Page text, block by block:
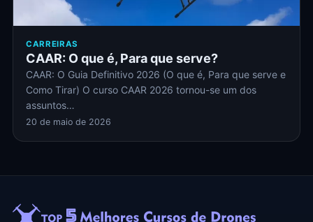
CARREIRAS
CAAR: O que é, Para que serve?
CAAR: O Guia Definitivo 2026 (O que é, Para que serve e
Como Tirar) O curso CAAR 2026 tornou-se um dos
assuntos…
20 de maio de 2026